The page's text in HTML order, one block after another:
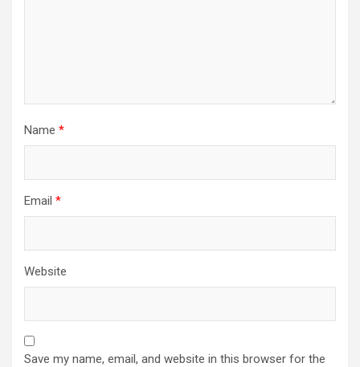
Name *
Email *
Website
Save my name, email, and website in this browser for the